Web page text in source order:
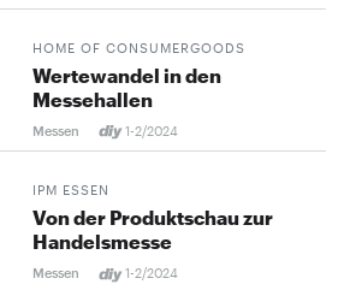
HOME OF CONSUMERGOODS
Wertewandel in den
Messehallen
Messen 1-2/2024
IPM ESSEN
Von der Produktschau zur
Handelsmesse
Messen 1-2/2024